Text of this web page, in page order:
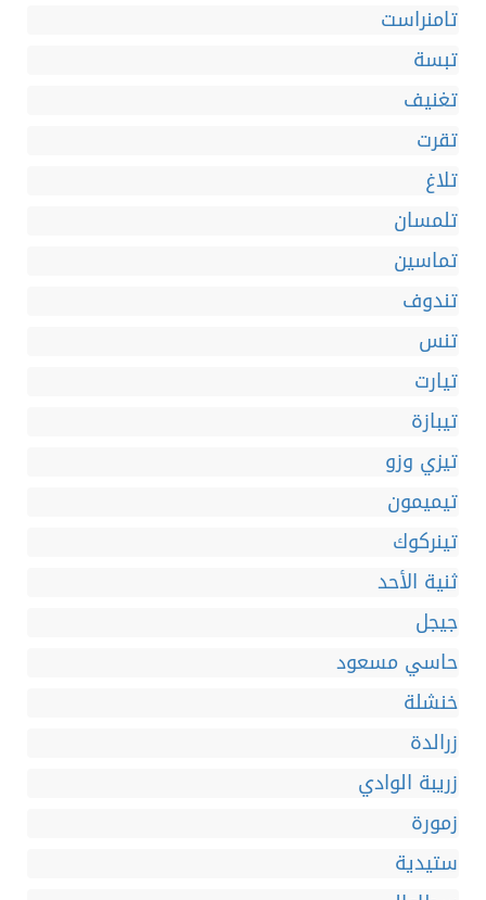
تامنراست
تبسة
تغنيف
تقرت
تلاغ
تلمسان
تماسين
تندوف
تنس
تيارت
تيبازة
تيزي وزو
تيميمون
تينركوك
ثنية الأحد
جيجل
حاسي مسعود
خنشلة
زرالدة
زريبة الوادي
زمورة
ستيدية